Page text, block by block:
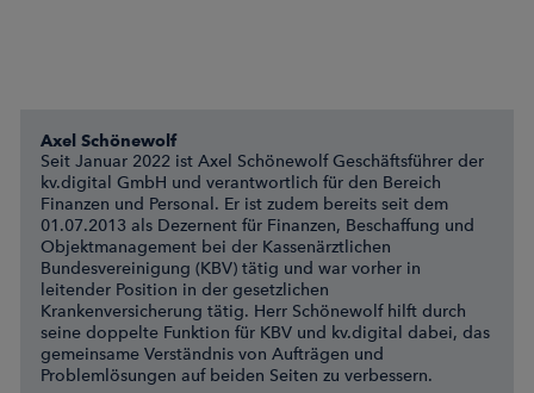
Axel Schönewolf
Seit Januar 2022 ist Axel Schönewolf Geschäftsführer der
kv.digital GmbH und verantwortlich für den Bereich
Finanzen und Personal. Er ist zudem bereits seit dem
01.07.2013 als Dezernent für Finanzen, Beschaffung und
Objektmanagement bei der Kassenärztlichen
Bundesvereinigung (KBV) tätig und war vorher in
leitender Position in der gesetzlichen
Krankenversicherung tätig. Herr Schönewolf hilft durch
seine doppelte Funktion für KBV und kv.digital dabei, das
gemeinsame Verständnis von Aufträgen und
Problemlösungen auf beiden Seiten zu verbessern.